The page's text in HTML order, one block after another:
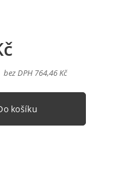
bez DPH 764,46 Kč
košíku